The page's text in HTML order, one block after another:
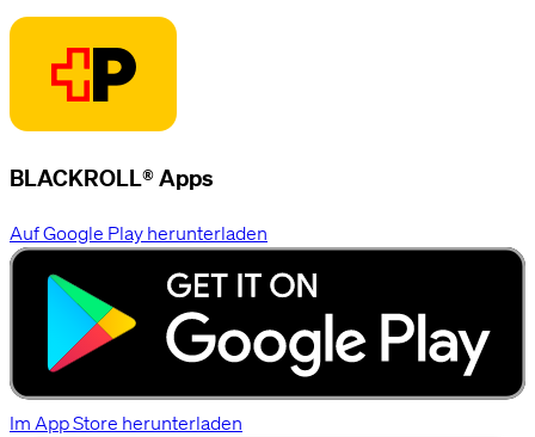
BLACKROLL® Apps
Auf Google Play herunterladen
Im App Store herunterladen